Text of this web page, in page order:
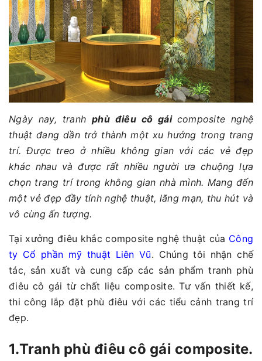
Ngày nay, tranhphù điêu cô gái composite nghệ
thuật đang dần trở thành một xu hướng trong trang
trí. Được treo ở nhiều không gian với các vẻ đẹp
khác nhau và được rất nhiều người ưa chuộng lựa
chọn trang trí trong không gian nhà mình. Mang đến
một vẻ đẹp đầy tính nghệ thuật, lãng mạn, thu hút và
vô cùng ấn tượng.
Tại xưởng điêu khắc composite nghệ thuật của Công
ty Cổ phần mỹ thuật Liên Vũ. Chúng tôi nhận chế
tác, sản xuất và cung cấp các sản phẩm tranh phù
điêu cô gái từ chất liệu composite. Tư vấn thiết kế,
thi công lắp đặt phù điêu với các tiểu cảnh trang trí
đẹp.
1.Tranh phù điêu cô gái composite.